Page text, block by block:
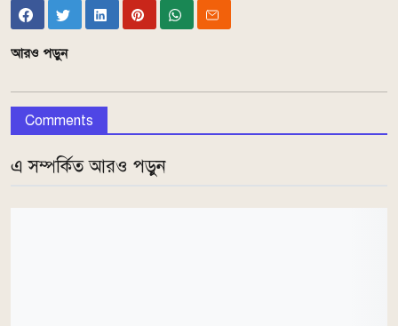
আরও পড়ুন
Comments
এ সম্পর্কিত আরও পড়ুন